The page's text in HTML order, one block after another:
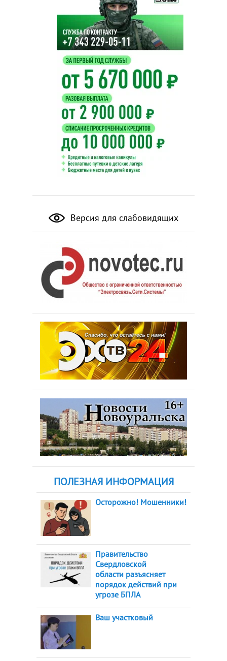
Версия для слабовидящих
ПОЛЕЗНАЯ ИНФОРМАЦИЯ
Осторожно! Мошенники!
Правительство
Свердловской
области разъясняет
порядок действий при
угрозе БПЛА
Ваш участковый